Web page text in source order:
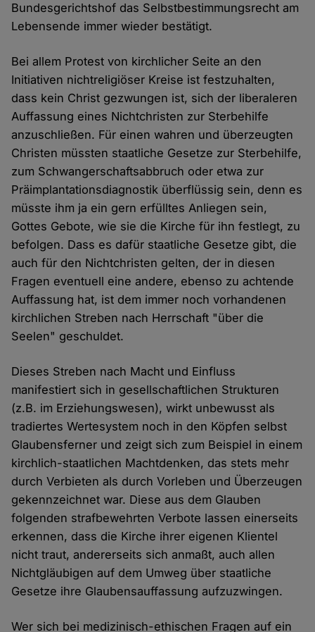
Bundesgerichtshof das Selbstbestimmungsrecht am
Lebensende immer wieder bestätigt.
Bei allem Protest von kirchlicher Seite an den
Initiativen nichtreligiöser Kreise ist festzuhalten,
dass kein Christ gezwungen ist, sich der liberaleren
Auffassung eines Nichtchristen zur Sterbehilfe
anzuschließen. Für einen wahren und überzeugten
Christen müssten staatliche Gesetze zur Sterbehilfe,
zum Schwangerschaftsabbruch oder etwa zur
Präimplantationsdiagnostik überflüssig sein, denn es
müsste ihm ja ein gern erfülltes Anliegen sein,
Gottes Gebote, wie sie die Kirche für ihn festlegt, zu
befolgen. Dass es dafür staatliche Gesetze gibt, die
auch für den Nichtchristen gelten, der in diesen
Fragen eventuell eine andere, ebenso zu achtende
Auffassung hat, ist dem immer noch vorhandenen
kirchlichen Streben nach Herrschaft "über die
Seelen" geschuldet.
Dieses Streben nach Macht und Einfluss
manifestiert sich in gesellschaftlichen Strukturen
(z.B. im Erziehungswesen), wirkt unbewusst als
tradiertes Wertesystem noch in den Köpfen selbst
Glaubensferner und zeigt sich zum Beispiel in einem
kirchlich-staatlichen Machtdenken, das stets mehr
durch Verbieten als durch Vorleben und Überzeugen
gekennzeichnet war. Diese aus dem Glauben
folgenden strafbewehrten Verbote lassen einerseits
erkennen, dass die Kirche ihrer eigenen Klientel
nicht traut, andererseits sich anmaßt, auch allen
Nichtgläubigen auf dem Umweg über staatliche
Gesetze ihre Glaubensauffassung aufzuzwingen.
Wer sich bei medizinisch-ethischen Fragen auf ein